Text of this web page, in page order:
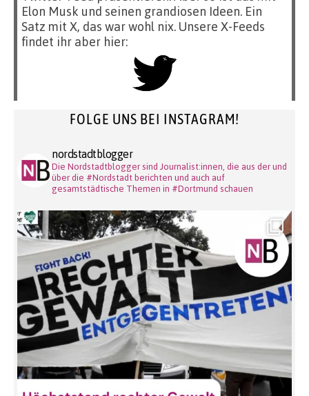
Elon Musk und seinen grandiosen Ideen. Ein
Satz mit X, das war wohl nix. Unsere X-Feeds
findet ihr aber hier:
FOLGE UNS BEI INSTAGRAM!
nordstadtblogger
Die Nordstadtblogger sind Journalist:innen, die aus der und
über die #Nordstadt berichten und auch auf
gesamtstädtische Themen in #Dortmund schauen